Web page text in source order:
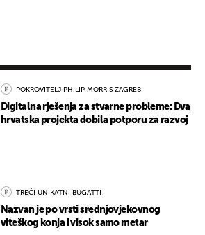
POKROVITELJ PHILIP MORRIS ZAGREB
Digitalna rješenja za stvarne probleme: Dva
hrvatska projekta dobila potporu za razvoj
TREĆI UNIKATNI BUGATTI
Nazvan je po vrsti srednjovjekovnog
viteškog konja i visok samo metar